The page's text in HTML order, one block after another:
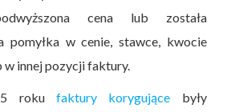
cena lub została
pomyłka w cenie, stawce, kwocie
w innej pozycji faktury.
roku faktury korygujące były